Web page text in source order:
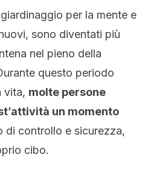
per la mente e
sono diventati più
nel pieno della
questo periodo
vita, molte persone
un momento
di controllo e sicurezza,
cibo.